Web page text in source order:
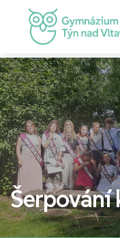
Šerpování